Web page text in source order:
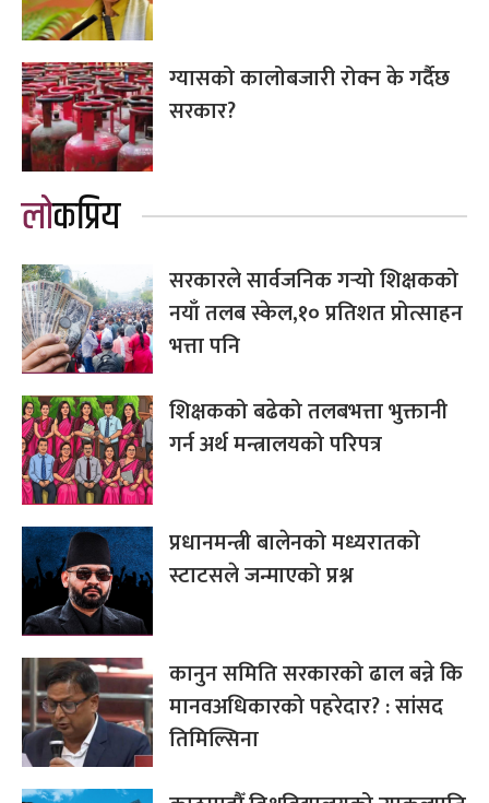
ग्यासको कालोबजारी रोक्न के गर्दैछ
सरकार?
लोकप्रिय
सरकारले सार्वजनिक गर्‍यो शिक्षकको
नयाँ तलब स्केल,१० प्रतिशत प्रोत्साहन
भत्ता पनि
शिक्षकको बढेको तलबभत्ता भुक्तानी
गर्न अर्थ मन्त्रालयको परिपत्र
प्रधानमन्त्री बालेनको मध्यरातको
स्टाटसले जन्माएको प्रश्न
कानुन समिति सरकारको ढाल बन्ने कि
मानवअधिकारको पहरेदार? : सांसद
तिमिल्सिना